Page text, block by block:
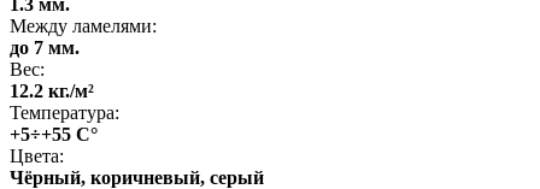
Между ламелями:
до 7 мм.
Вес:
12.2 кг./м²
Температура:
+5÷+55 С°
Цвета:
Чёрный, коричневый, серый